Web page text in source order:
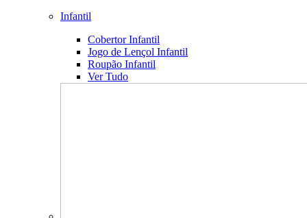
Infantil
Cobertor Infantil
Jogo de Lençol Infantil
Roupão Infantil
Ver Tudo